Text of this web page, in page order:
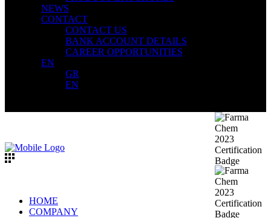
NEWS
CONTACT
CONTACT US
BANK ACCOUNT DETAILS
CAREER OPPORTUNITIES
EN
GR
EN
HOME
COMPANY